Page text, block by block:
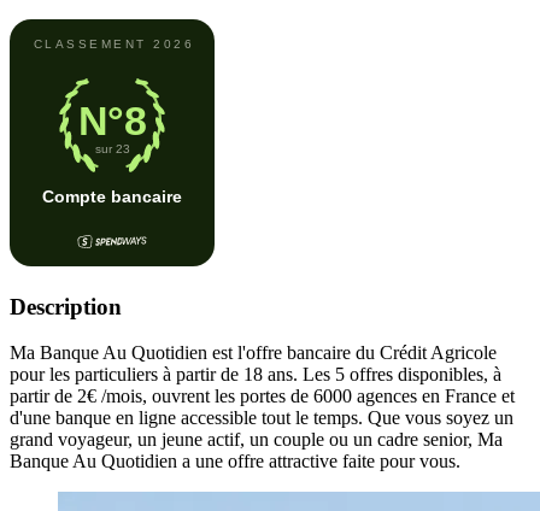
Description
Ma Banque Au Quotidien est l'offre bancaire du Crédit Agricole
pour les particuliers à partir de 18 ans. Les 5 offres disponibles, à
partir de 2€ /mois, ouvrent les portes de 6000 agences en France et
d'une banque en ligne accessible tout le temps. Que vous soyez un
grand voyageur, un jeune actif, un couple ou un cadre senior, Ma
Banque Au Quotidien a une offre attractive faite pour vous.